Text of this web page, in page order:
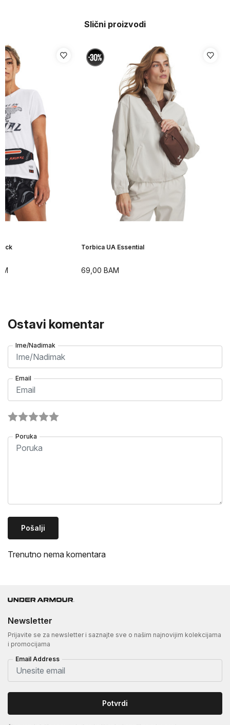
Slični proizvodi
Torbica UA Essential
69,00 BAM
Ostavi komentar
Ime/Nadimak
Email
Poruka
Pošalji
Trenutno nema komentara
Newsletter
Prijavite se za newsletter i saznajte sve o našim najnovijim kolekcijama
i promocijama
Email Address
Potvrdi